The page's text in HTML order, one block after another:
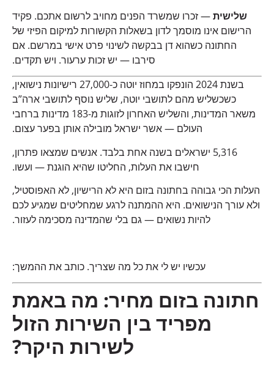
שלישית— זכרו שמשרד הפנים מחויב לרשום אתכם. פקיד
הרישום אינו מוסמך לדון בשאלות הקשורות למיקום הפיזי של
החתונה כשהוא דן בבקשה לשינוי פרט אישי במרשם. אם
סירבו — יש זכות ערעור. ויש תקדים.
בשנת 2024 הונפקו במחוז יוטה כ-27,000 רישיונות נישואין,
כשכשליש מהם לתושבי יוטה, שליש נוסף לתושבי ארה”ב
משאר המדינות, והשליש האחרון לזוגות מ-183 מדינות ברחבי
העולם — אשר ישראל מובילה אותן בפער עצום.
5,316 ישראלים בשנה אחת בלבד. אנשים שמצאו פתרון,
חישבו את העלות, החליטו שהיא הוגנת — ועשו.
העלות הכי גבוהה בחתונה בזום היא לא הרישיון, לא האפוסטיל,
ולא עורך הנישואים. היא ההמתנה לרגע שמחליטים שמגיע לכם
להיות נשואים — גם בלי שהמדינה מסכימה לעזור.
עכשיו יש לי את כל מה שצריך. כותב את ההמשך:
חתונה בזום מחיר: מה באמת
מפריד בין השירות הזול
לשירות היקר?